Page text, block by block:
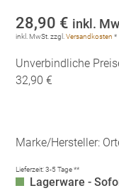
28,90 € inkl.
inkl. MwSt. zzgl.Versandkosten *
Unverbindliche
32,90 €
Marke/Hersteller:
Lieferzeit:3-5 Tage **
Lagerware -